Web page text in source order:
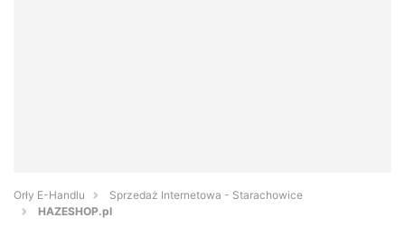
Orły E-Handlu
Sprzedaż Internetowa - Starachowice
HAZESHOP.pl